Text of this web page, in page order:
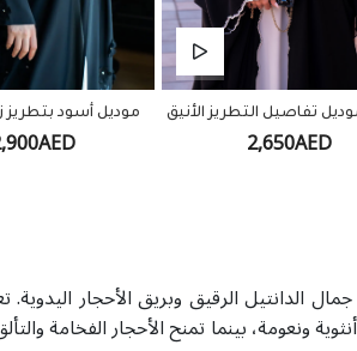
موديل أسود بتطريز تفاصيل التطريز الأنيق
2,650AED
الدانتيل الرقيق وبريق الأحجار اليدوية.
ونعومة، بينما تمنح الأحجار الفخامة